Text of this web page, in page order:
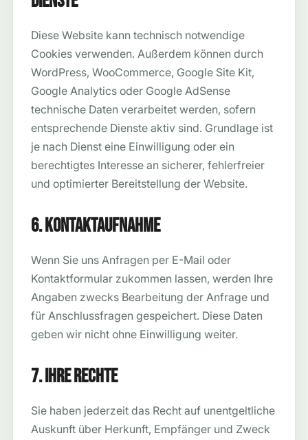
Diese Website kann technisch notwendige
Cookies verwenden. Außerdem können durch
WordPress, WooCommerce, Google Site Kit,
Google Analytics oder Google AdSense
technische Daten verarbeitet werden, sofern
entsprechende Dienste aktiv sind. Grundlage ist
je nach Dienst eine Einwilligung oder ein
berechtigtes Interesse an sicherer, fehlerfreier
und optimierter Bereitstellung der Website.
6. Kontaktaufnahme
Wenn Sie uns Anfragen per E-Mail oder
Kontaktformular zukommen lassen, werden Ihre
Angaben zwecks Bearbeitung der Anfrage und
für Anschlussfragen gespeichert. Diese Daten
geben wir nicht ohne Einwilligung weiter.
7. Ihre Rechte
Sie haben jederzeit das Recht auf unentgeltliche
Auskunft über Herkunft, Empfänger und Zweck